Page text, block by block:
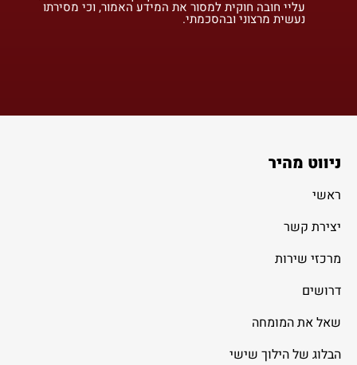
עליי חובה חוקית למסור את המידע האמור, וכי מסירתו
נעשית מרצוני ובהסכמתי.
ניווט מהיר
ראשי
יצירת קשר
מרכזי שירות
דרושים
שאל את המומחה
הבלוג של הילוך שישי